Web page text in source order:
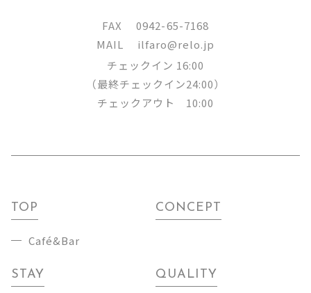
FAX
0942-65-7168
MAIL
ilfaro@relo.jp
チェックイン 16:00
（最終チェックイン24:00）
チェックアウト 10:00
TOP
Café&Bar
CONCEPT
STAY QUALITY